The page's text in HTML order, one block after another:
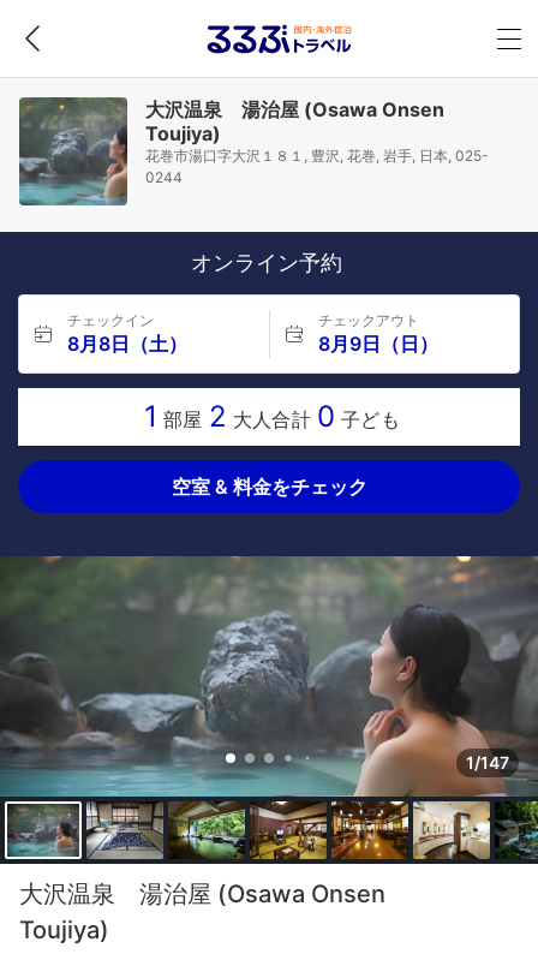
大沢温泉 湯治屋 (Osawa Onsen
Toujiya)
花巻市湯口字大沢１８１, 豊沢, 花巻, 岩手, 日本, 025-
0244
オンライン予約
チェックイン
8月8日（土）
チェックアウト
8月9日（日）
1 部屋 2 大人合計 0 子ども
空室 & 料金をチェック
1/147
大沢温泉 湯治屋 (Osawa Onsen
Toujiya)